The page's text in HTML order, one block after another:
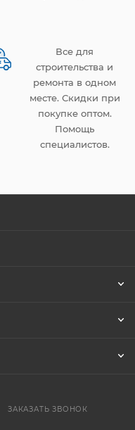
Все для
строительства и
ремонта в одном
месте. Скидки при
покупке оптом.
Помощь
специалистов.
ЗАКАЗАТЬ ЗВОНОК